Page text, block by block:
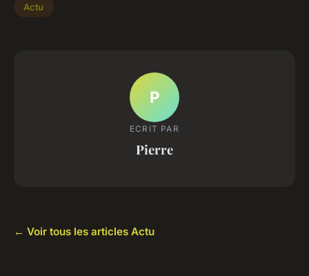
Actu
P
ECRIT PAR
Pierre
← Voir tous les articles Actu